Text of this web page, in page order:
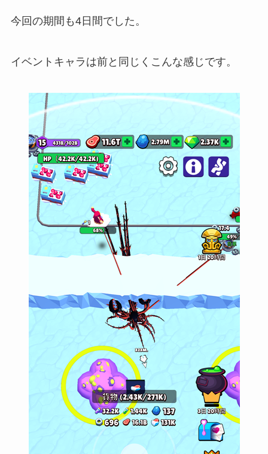
今回の期間も4日間でした。
イベントキャラは前と同じくこんな感じです。